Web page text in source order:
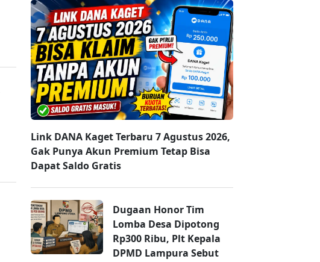
Link DANA Kaget Terbaru 7 Agustus 2026,
Gak Punya Akun Premium Tetap Bisa
Dapat Saldo Gratis
Dugaan Honor Tim
Lomba Desa Dipotong
Rp300 Ribu, Plt Kepala
DPMD Lampura Sebut